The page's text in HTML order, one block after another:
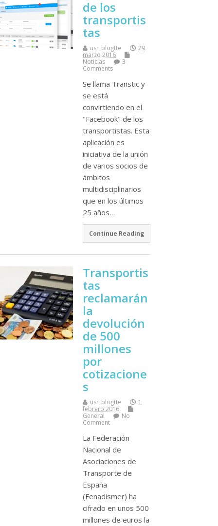
de los
transportis
tas
usr_blogtte
29
marzo 2016
Noticias
3
Comments
Se llama Transtic y
se está
convirtiendo en el
"Facebook" de los
transportistas. Esta
aplicación es
iniciativa de la unión
de varios socios de
ámbitos
multidisciplinarios
que en los últimos
25 años…
Continue Reading
Transportis
tas
reclamarán
la
devolución
de 500
millones
por
cotizacione
s
usr_blogtte
1
febrero 2016
General
No
Comment
La Federación
Nacional de
Asociaciones de
Transporte de
España
(Fenadismer) ha
cifrado en unos 500
millones de euros la